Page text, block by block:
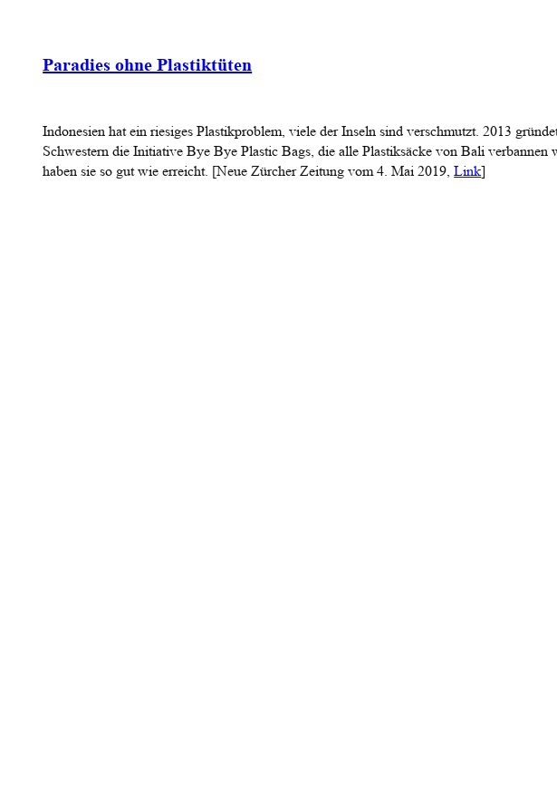
Paradies ohne Plastiktüten
Indonesien hat ein riesiges Plastikproblem, viele der Inseln sind verschmutzt. 2013
Schwestern die Initiative Bye Bye Plastic Bags, die alle Plastiksäcke von Bali
haben sie so gut wie erreicht. [Neue Zürcher Zeitung vom 4. Mai 2019,Link]